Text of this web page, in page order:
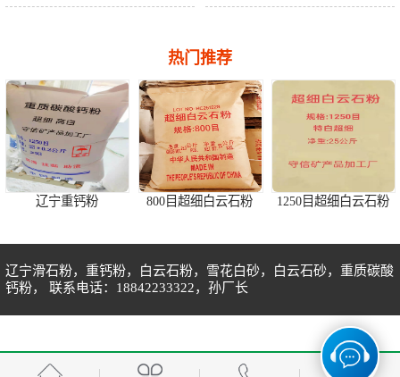
热门推荐
辽宁重钙粉 800目超细白云石粉 1250目超细白云石粉
1250目重钙粉特白
辽宁滑石粉，重钙粉，白云石粉，雪花白砂，白云石砂，重质碳酸
钙粉， 联系电话：18842233322，孙厂长